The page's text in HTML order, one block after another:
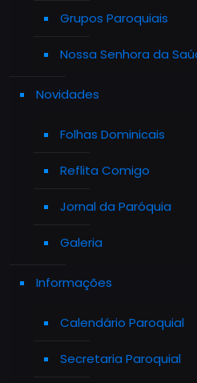
Grupos Paroquiais
Nossa Senhora da
Novidades
Folhas Dominicais
Reflita Comigo
Jornal da Paróquia
Galeria
Informações
Calendário Paroquial
Secretaria Paroquial